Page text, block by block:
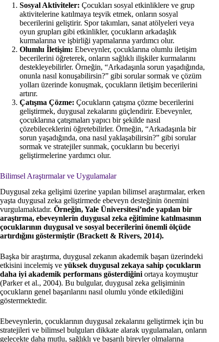
Sosyal Aktiviteler: Çocukları sosyal etkinliklere ve grup
aktivitelerine katılmaya teşvik etmek, onların sosyal
becerilerini geliştirir. Spor takımları, sanat atölyeleri veya
oyun grupları gibi etkinlikler, çocukların arkadaşlık
kurmalarına ve işbirliği yapmalarına yardımcı olur.
Olumlu İletişim: Ebeveynler, çocuklarına olumlu iletişim
becerilerini öğreterek, onların sağlıklı ilişkiler kurmalarını
destekleyebilirler. Örneğin, “Arkadaşınla sorun yaşadığında,
onunla nasıl konuşabilirsin?” gibi sorular sormak ve çözüm
yolları üzerinde konuşmak, çocukların iletişim becerilerini
artırır.
Çatışma Çözme: Çocukların çatışma çözme becerilerini
geliştirmek, duygusal zekalarını güçlendirir. Ebeveynler,
çocuklarına çatışmaları yapıcı bir şekilde nasıl
çözebileceklerini öğretebilirler. Örneğin, “Arkadaşınla bir
sorun yaşadığında, ona nasıl yaklaşabilirsin?” gibi sorular
sormak ve stratejiler sunmak, çocukların bu beceriyi
geliştirmelerine yardımcı olur.
Bilimsel Araştırmalar ve Uygulamalar
Duygusal zeka gelişimi üzerine yapılan bilimsel araştırmalar, erken
yaşta duygusal zeka geliştirmede ebeveyn desteğinin önemini
vurgulamaktadır. Örneğin, Yale Üniversitesi’nde yapılan bir
araştırma, ebeveynlerin duygusal zeka eğitimine katılmasının
çocuklarının duygusal ve sosyal becerilerini önemli ölçüde
artırdığını göstermiştir (Brackett & Rivers, 2014).
Başka bir araştırma, duygusal zekanın akademik başarı üzerindeki
etkisini incelemiş ve yüksek duygusal zekaya sahip çocukların
daha iyi akademik performans gösterdiğini ortaya koymuştur
(Parker et al., 2004). Bu bulgular, duygusal zeka gelişiminin
çocukların genel başarılarını nasıl olumlu yönde etkilediğini
göstermektedir.
Ebeveynlerin, çocuklarının duygusal zekalarını geliştirmek için bu
stratejileri ve bilimsel bulguları dikkate alarak uygulamaları, onların
gelecekte daha mutlu, sağlıklı ve başarılı bireyler olmalarına